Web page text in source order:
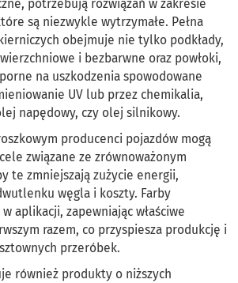
potrzebują rozwiązań w zakresie
są niezwykle wytrzymałe. Pełna
obejmuje nie tylko podkłady,
i bezbarwne oraz powłoki,
na uszkodzenia spowodowane
UV lub przez chemikalia,
napędowy, czy olej silnikowy.
producenci pojazdów mogą
związane ze zrównoważonym
te zmniejszają zużycie energii,
węgla i koszty. Farby
aplikacji, zapewniając właściwe
razem, co przyspiesza produkcję i
przeróbek.
również produkty o niższych